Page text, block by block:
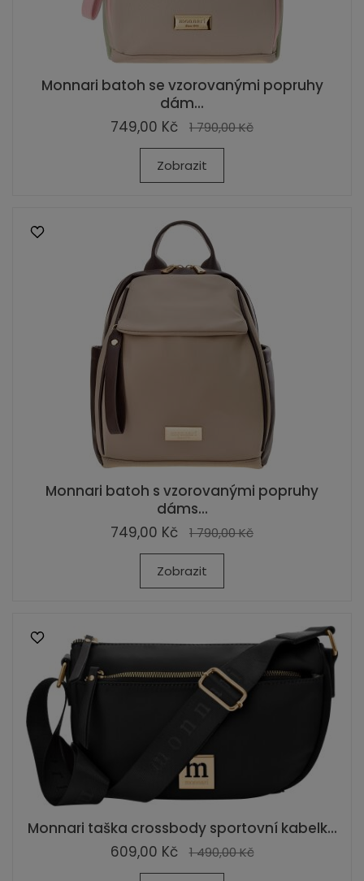
Monnari batoh se vzorovanými popruhy
dám...
749,00 Kč
1 790,00 Kč
Zobrazit
Monnari batoh s vzorovanými popruhy
dáms...
749,00 Kč
1 790,00 Kč
Zobrazit
Monnari taška crossbody sportovní kabelk...
609,00 Kč
1 490,00 Kč